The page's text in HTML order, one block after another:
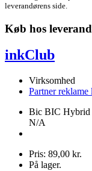
leverandørens side.
Køb hos
inkClub
Virksomhed
Partner reklame
Bic BIC Hybrid
N/A
Pris: 89,00 kr.
På lager.